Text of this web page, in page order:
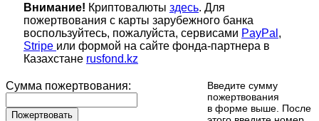
Внимание! Криптовалюты здесь. Для
пожертвования с карты зарубежного банка
воспользуйтесь, пожалуйста, сервисами PayPal ,
Stripe или формой на сайте фонда-партнера в
Казахстане rusfond.kz
Сумма пожертвования:
Пожертвовать
Введите сумму
пожертвования
в форме выше. После